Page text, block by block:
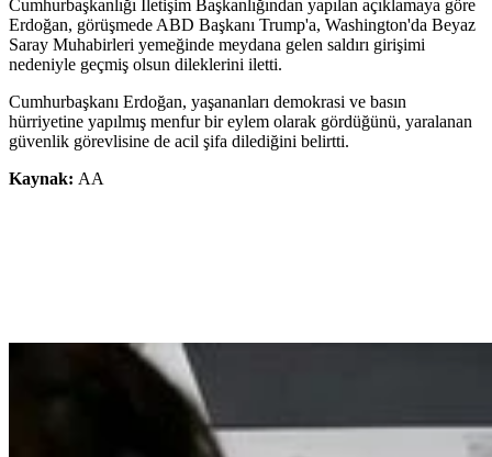
Cumhurbaşkanlığı İletişim Başkanlığından yapılan açıklamaya göre
Erdoğan, görüşmede ABD Başkanı Trump'a, Washington'da Beyaz
Saray Muhabirleri yemeğinde meydana gelen saldırı girişimi
nedeniyle geçmiş olsun dileklerini iletti.
Cumhurbaşkanı Erdoğan, yaşananları demokrasi ve basın
hürriyetine yapılmış menfur bir eylem olarak gördüğünü, yaralanan
güvenlik görevlisine de acil şifa dilediğini belirtti.
Kaynak: AA